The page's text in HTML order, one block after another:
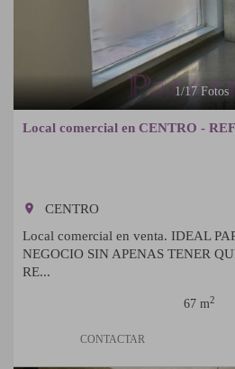
1/17Fotos
Local comercial en CENTRO -
room
CENTRO
Local comercial en venta. IDEAL
NEGOCIO SIN APENAS TENER
RE...
67 m2
CONTACTAR